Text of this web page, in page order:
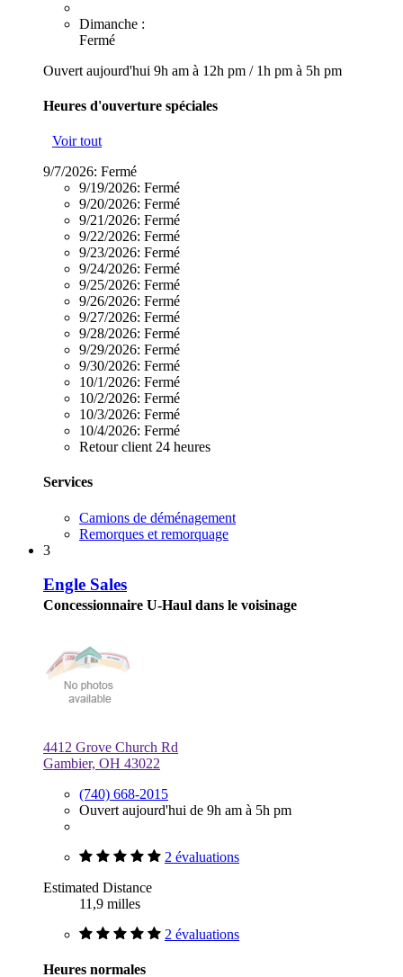
Dimanche :
Fermé
Ouvert aujourd'hui 9h am à 12h pm / 1h pm à 5h pm
Heures d'ouverture spéciales
Voir tout
9/7/2026: Fermé
9/19/2026: Fermé
9/20/2026: Fermé
9/21/2026: Fermé
9/22/2026: Fermé
9/23/2026: Fermé
9/24/2026: Fermé
9/25/2026: Fermé
9/26/2026: Fermé
9/27/2026: Fermé
9/28/2026: Fermé
9/29/2026: Fermé
9/30/2026: Fermé
10/1/2026: Fermé
10/2/2026: Fermé
10/3/2026: Fermé
10/4/2026: Fermé
Retour client 24 heures
Services
Camions de déménagement
Remorques et remorquage
3
Engle Sales
Concessionnaire U-Haul dans le voisinage
4412 Grove Church Rd
Gambier, OH 43022
(740) 668-2015
Ouvert aujourd'hui de 9h am à 5h pm
2 évaluations
Estimated Distance
11,9 milles
2 évaluations
Heures normales